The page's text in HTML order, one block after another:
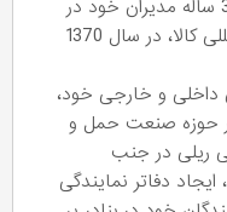
خاورزمین طوس با پشتوانه سابقه 30 ساله مدیران خود در
صنعت حمل و نقل داخلی و بین المللی کالا، در سال 1370
داخلی و خارجی خود،
حوزه صنعت حمل و
ریلی در جنب
دفاتر نمایندگی